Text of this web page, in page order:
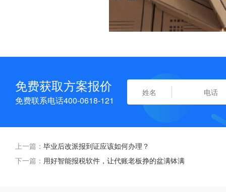
免费获取方案报价
免费联系电话400-0618-121
上一篇： 毕业后改派报到证应该如何办理？
下一篇： 用好智能报税软件，让代账老板挣的盆满钵满